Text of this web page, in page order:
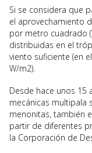
Si se considera que
el aprovechamiento
por metro cuadrado
distribuidas en el
viento suficiente (en
W/m2).
Desde hace unos 15
mecánicas multipala
menonitas, también
partir de diferentes
la Corporación de